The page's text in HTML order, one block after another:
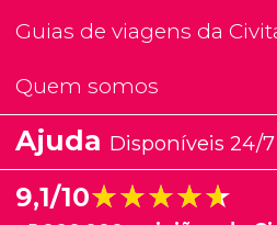
Guias de viagens da
Quem somos
Ajuda Disponíveis 24/7
9,1/10★★★★★
★★★★★